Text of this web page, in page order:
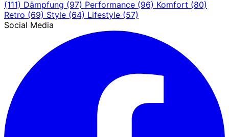
(111) Dämpfung (97) Performance (96) Komfort (80)
Retro (69) Style (64) Lifestyle (57)
Social Media